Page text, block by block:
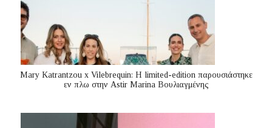
Mary Katrantzou x Vilebrequin: Η limited-edition παρουσιάστηκε
εν πλω στην Astir Marina Βουλιαγμένης